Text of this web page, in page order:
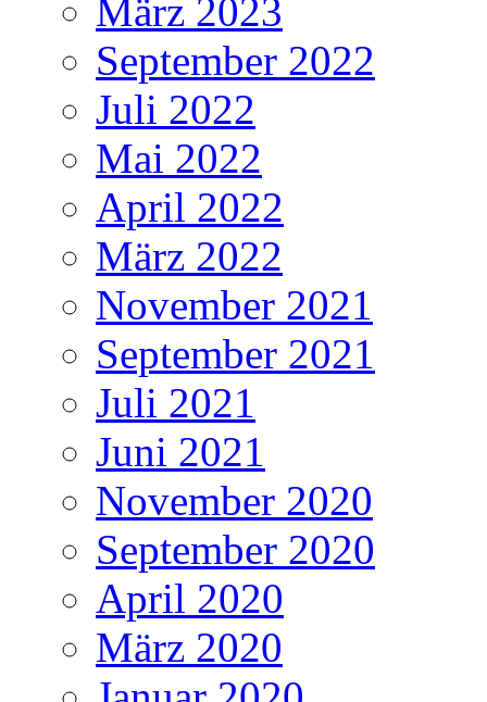
März 2023
September 2022
Juli 2022
Mai 2022
April 2022
März 2022
November 2021
September 2021
Juli 2021
Juni 2021
November 2020
September 2020
April 2020
März 2020